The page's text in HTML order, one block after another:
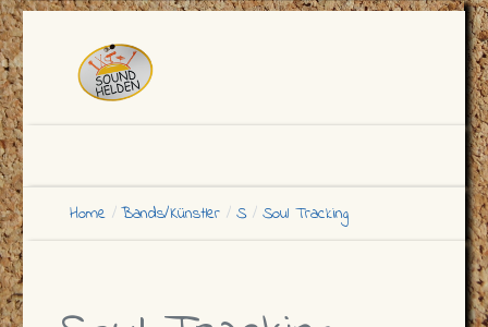
Home Bands/Künstler S Soul Tracking